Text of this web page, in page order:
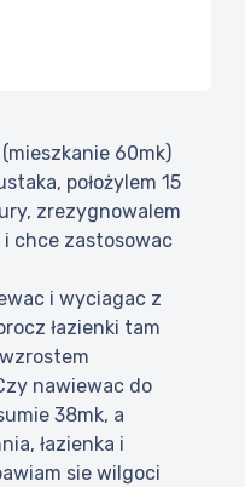
60mk)
położylem 15
zrezygnowalem
chce zastosowac
i wyciagac z
łazienki tam
nawiewac do
38mk, a
łazienka i
sie wilgoci